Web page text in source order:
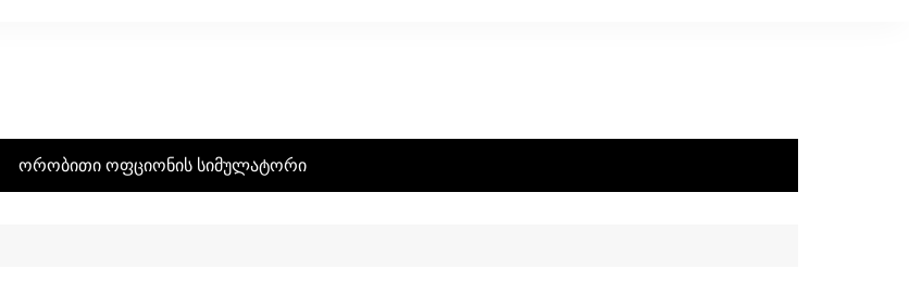
ორობითი ოფციონის სიმულატორი